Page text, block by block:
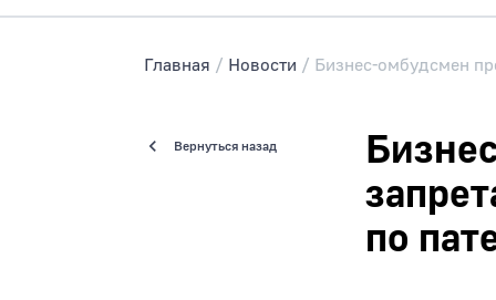
Главная Новости Бизнес-омбудсмен
Вернуться назад
по